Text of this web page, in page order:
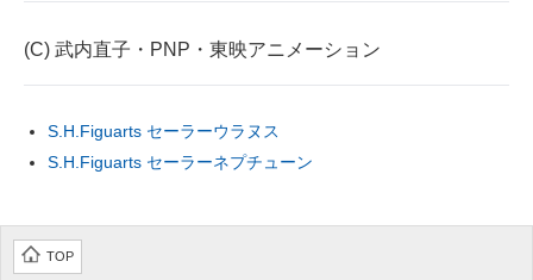
(C) 武内直子・PNP・東映アニメーション
S.H.Figuarts セーラーウラヌス
S.H.Figuarts セーラーネプチューン
TOP